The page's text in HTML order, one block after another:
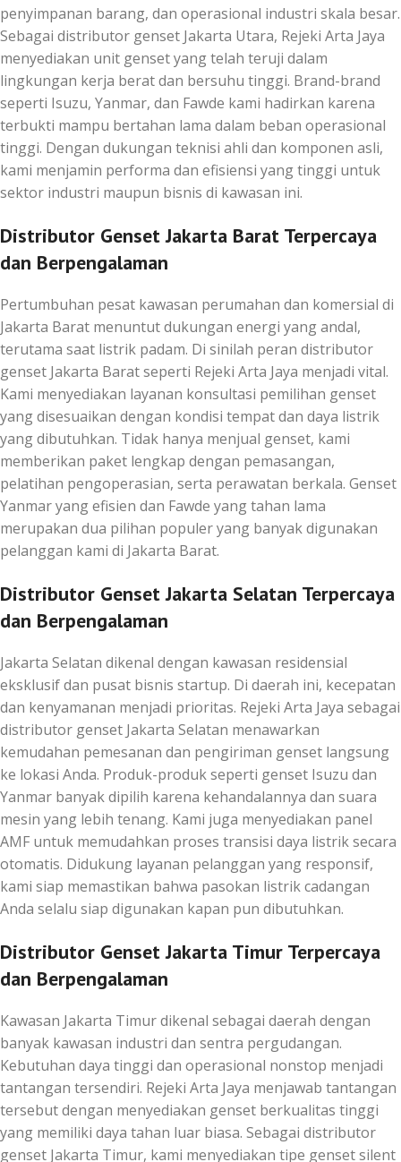
penyimpanan barang, dan operasional industri skala besar.
Sebagai distributor genset Jakarta Utara, Rejeki Arta Jaya
menyediakan unit genset yang telah teruji dalam
lingkungan kerja berat dan bersuhu tinggi. Brand-brand
seperti Isuzu, Yanmar, dan Fawde kami hadirkan karena
terbukti mampu bertahan lama dalam beban operasional
tinggi. Dengan dukungan teknisi ahli dan komponen asli,
kami menjamin performa dan efisiensi yang tinggi untuk
sektor industri maupun bisnis di kawasan ini.
Distributor Genset Jakarta Barat Terpercaya
dan Berpengalaman
Pertumbuhan pesat kawasan perumahan dan komersial di
Jakarta Barat menuntut dukungan energi yang andal,
terutama saat listrik padam. Di sinilah peran distributor
genset Jakarta Barat seperti Rejeki Arta Jaya menjadi vital.
Kami menyediakan layanan konsultasi pemilihan genset
yang disesuaikan dengan kondisi tempat dan daya listrik
yang dibutuhkan. Tidak hanya menjual genset, kami
memberikan paket lengkap dengan pemasangan,
pelatihan pengoperasian, serta perawatan berkala. Genset
Yanmar yang efisien dan Fawde yang tahan lama
merupakan dua pilihan populer yang banyak digunakan
pelanggan kami di Jakarta Barat.
Distributor Genset Jakarta Selatan Terpercaya
dan Berpengalaman
Jakarta Selatan dikenal dengan kawasan residensial
eksklusif dan pusat bisnis startup. Di daerah ini, kecepatan
dan kenyamanan menjadi prioritas. Rejeki Arta Jaya sebagai
distributor genset Jakarta Selatan menawarkan
kemudahan pemesanan dan pengiriman genset langsung
ke lokasi Anda. Produk-produk seperti genset Isuzu dan
Yanmar banyak dipilih karena kehandalannya dan suara
mesin yang lebih tenang. Kami juga menyediakan panel
AMF untuk memudahkan proses transisi daya listrik secara
otomatis. Didukung layanan pelanggan yang responsif,
kami siap memastikan bahwa pasokan listrik cadangan
Anda selalu siap digunakan kapan pun dibutuhkan.
Distributor Genset Jakarta Timur Terpercaya
dan Berpengalaman
Kawasan Jakarta Timur dikenal sebagai daerah dengan
banyak kawasan industri dan sentra pergudangan.
Kebutuhan daya tinggi dan operasional nonstop menjadi
tantangan tersendiri. Rejeki Arta Jaya menjawab tantangan
tersebut dengan menyediakan genset berkualitas tinggi
yang memiliki daya tahan luar biasa. Sebagai distributor
genset Jakarta Timur, kami menyediakan tipe genset silent